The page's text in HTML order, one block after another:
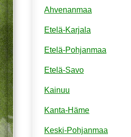
Ahvenanmaa
Etelä-Karjala
Etelä-Pohjanmaa
Etelä-Savo
Kainuu
Kanta-Häme
Keski-Pohjanmaa